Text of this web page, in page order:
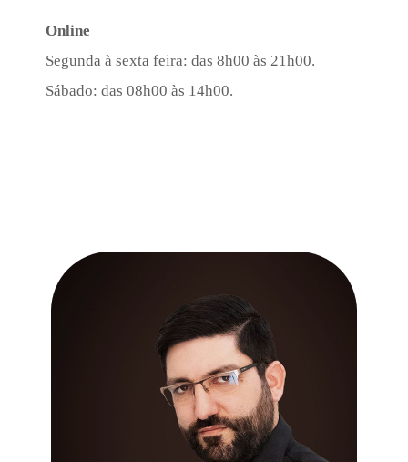
Online
Segunda à sexta feira: das 8h00 às 21h00.
Sábado: das 08h00 às 14h00.